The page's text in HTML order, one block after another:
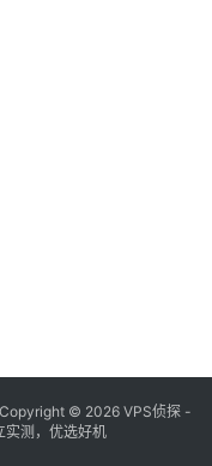
Copyright © 2026 VPS侦探 -
实测，优选好机